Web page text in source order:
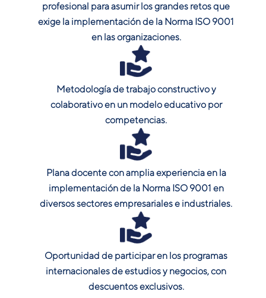
profesional para asumir los grandes retos que
exige la implementación de la Norma ISO 9001
en las organizaciones.
Metodología de trabajo constructivo y
colaborativo en un modelo educativo por
competencias.
Plana docente con amplia experiencia en la
implementación de la Norma ISO 9001 en
diversos sectores empresariales e industriales.
Oportunidad de participar en los programas
internacionales de estudios y negocios, con
descuentos exclusivos.